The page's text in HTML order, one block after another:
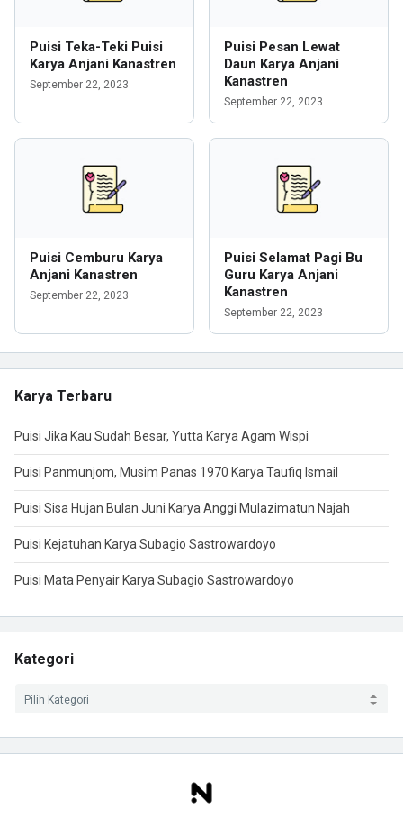
Puisi Teka-Teki Puisi
Karya Anjani Kanastren
September 22, 2023
Puisi Pesan Lewat
Daun Karya Anjani
Kanastren
September 22, 2023
Puisi Cemburu Karya
Anjani Kanastren
September 22, 2023
Puisi Selamat Pagi Bu
Guru Karya Anjani
Kanastren
September 22, 2023
Karya Terbaru
Puisi Jika Kau Sudah Besar, Yutta Karya Agam Wispi
Puisi Panmunjom, Musim Panas 1970 Karya Taufiq Ismail
Puisi Sisa Hujan Bulan Juni Karya Anggi Mulazimatun Najah
Puisi Kejatuhan Karya Subagio Sastrowardoyo
Puisi Mata Penyair Karya Subagio Sastrowardoyo
Kategori